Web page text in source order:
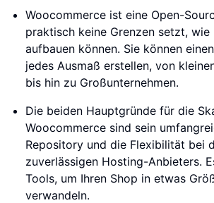
Woocommerce ist eine Open-
praktisch keine Grenzen setzt, wie
aufbauen können. Sie können
jedes Ausmaß erstellen, von
bis hin zu Großunternehmen.
Die beiden Hauptgründe für die
Woocommerce sind sein
Repository und die Flexibilität bei
zuverlässigen Hosting-Anbieters.
Tools, um Ihren Shop in etwas
verwandeln.